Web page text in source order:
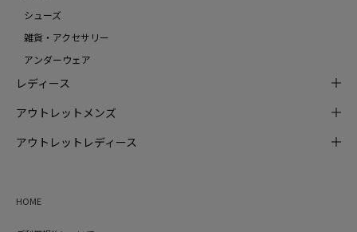
シューズ
雑貨・アクセサリー
アンダーウェア
レディース
アウトレットメンズ
アウトレットレディース
HOME